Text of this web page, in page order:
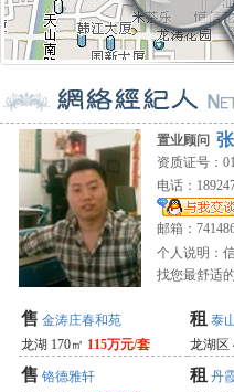
置业顾问
资质证号：
电话：
邮箱：
个人说明：
找您最舒适
售 金涛庄春和苑
龙湖 170㎡ 115万元/套
售 铬德雅轩
租泰
龙湖区
租丹